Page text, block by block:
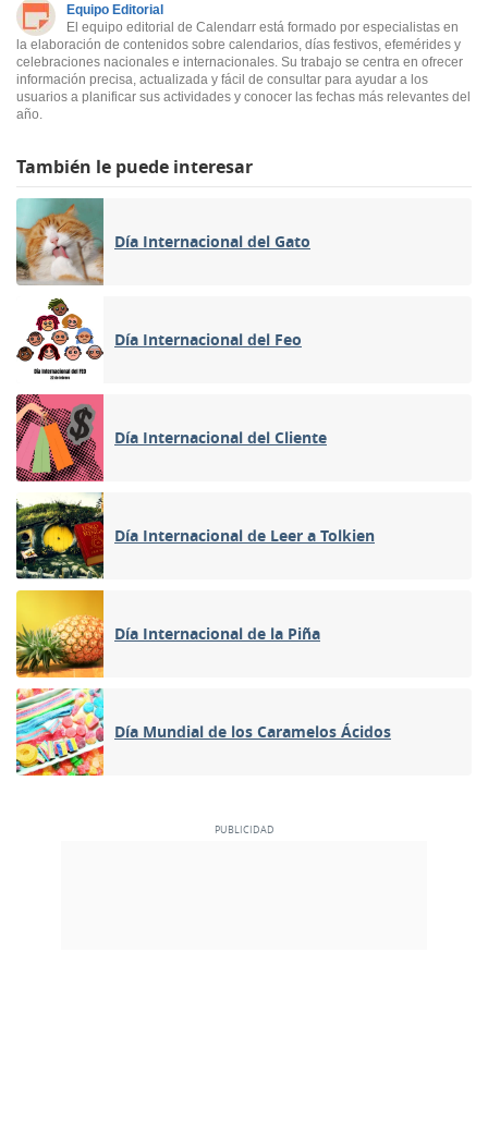
Equipo Editorial
El equipo editorial de Calendarr está formado por especialistas en
la elaboración de contenidos sobre calendarios, días festivos, efemérides y
celebraciones nacionales e internacionales. Su trabajo se centra en ofrecer
información precisa, actualizada y fácil de consultar para ayudar a los
usuarios a planificar sus actividades y conocer las fechas más relevantes del
año.
También le puede interesar
Día Internacional del Gato
Día Internacional del Feo
Día Internacional del Cliente
Día Internacional de Leer a Tolkien
Día Internacional de la Piña
Día Mundial de los Caramelos Ácidos